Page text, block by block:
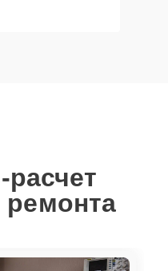
расчет
ремонта